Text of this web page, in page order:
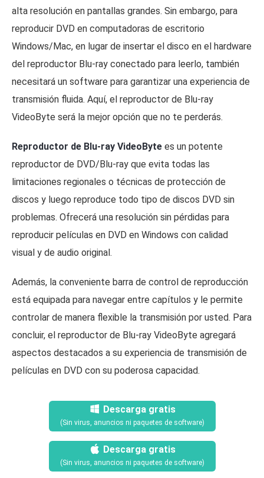
alta resolución en pantallas grandes. Sin embargo, para
reproducir DVD en computadoras de escritorio
Windows/Mac, en lugar de insertar el disco en el hardware
del reproductor Blu-ray conectado para leerlo, también
necesitará un software para garantizar una experiencia de
transmisión fluida. Aquí, el reproductor de Blu-ray
VideoByte será la mejor opción que no te perderás.
Reproductor de Blu-ray VideoByte es un potente
reproductor de DVD/Blu-ray que evita todas las
limitaciones regionales o técnicas de protección de
discos y luego reproduce todo tipo de discos DVD sin
problemas. Ofrecerá una resolución sin pérdidas para
reproducir películas en DVD en Windows con calidad
visual y de audio original.
Además, la conveniente barra de control de reproducción
está equipada para navegar entre capítulos y le permite
controlar de manera flexible la transmisión por usted. Para
concluir, el reproductor de Blu-ray VideoByte agregará
aspectos destacados a su experiencia de transmisión de
películas en DVD con su poderosa capacidad.
Descarga gratis
(Sin virus, anuncios ni paquetes de software)
Descarga gratis
(Sin virus, anuncios ni paquetes de software)